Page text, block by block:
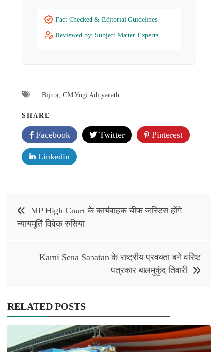
Fact Checked & Editorial Guidelines
Reviewed by: Subject Matter Experts
Bijnor, CM Yogi Adityanath
SHARE
Facebook Twitter Pinterest
Linkedin
Post
navigation
MP High Court के कार्यवाहक चीफ जस्टिस होंगे
न्यायमूर्ति विवेक रुसिया
Karni Sena Sanatan के राष्ट्रीय प्रवक्ता बने वरिष्ठ
पत्रकार बालमुकुंद तिवारी
RELATED POSTS